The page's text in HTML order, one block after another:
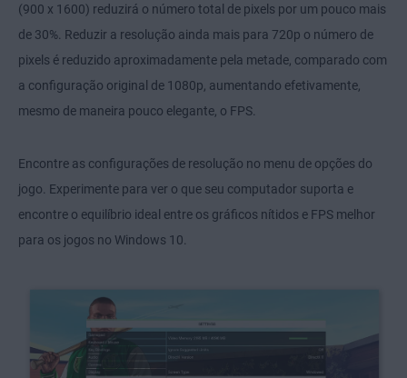
(900 x 1600) reduzirá o número total de pixels por um pouco mais
de 30%. Reduzir a resolução ainda mais para 720p o número de
pixels é reduzido aproximadamente pela metade, comparado com
a configuração original de 1080p, aumentando efetivamente,
mesmo de maneira pouco elegante, o FPS.
Encontre as configurações de resolução no menu de opções do
jogo. Experimente para ver o que seu computador suporta e
encontre o equilíbrio ideal entre os gráficos nítidos e FPS melhor
para os jogos no Windows 10.